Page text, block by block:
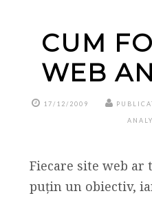
CUM
WEB
17/12/2009
Fiecare site web ar
puțin un obiectiv,